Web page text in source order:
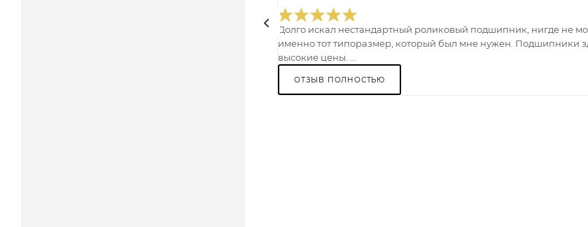
Долго искал нестандартный роликовый подшипник, нигде не
именно тот типоразмер, который был мне нужен. Подшипники
высокие цены. ...
ОТЗЫВ ПОЛНОСТЬЮ